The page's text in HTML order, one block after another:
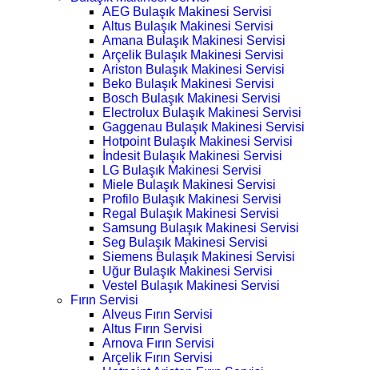
AEG Bulaşık Makinesi Servisi
Altus Bulaşık Makinesi Servisi
Amana Bulaşık Makinesi Servisi
Arçelik Bulaşık Makinesi Servisi
Ariston Bulaşık Makinesi Servisi
Beko Bulaşık Makinesi Servisi
Bosch Bulaşık Makinesi Servisi
Electrolux Bulaşık Makinesi Servisi
Gaggenau Bulaşık Makinesi Servisi
Hotpoint Bulaşık Makinesi Servisi
İndesit Bulaşık Makinesi Servisi
LG Bulaşık Makinesi Servisi
Miele Bulaşık Makinesi Servisi
Profilo Bulaşık Makinesi Servisi
Regal Bulaşık Makinesi Servisi
Samsung Bulaşık Makinesi Servisi
Seg Bulaşık Makinesi Servisi
Siemens Bulaşık Makinesi Servisi
Uğur Bulaşık Makinesi Servisi
Vestel Bulaşık Makinesi Servisi
Fırın Servisi
Alveus Fırın Servisi
Altus Fırın Servisi
Arnova Fırın Servisi
Arçelik Fırın Servisi